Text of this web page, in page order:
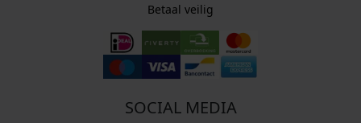
Betaal veilig
SOCIAL MEDIA